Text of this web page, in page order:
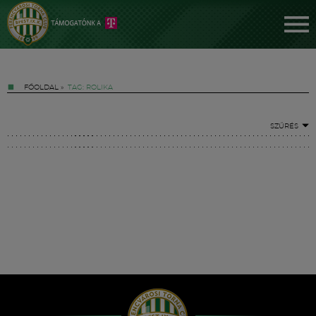
FŐOLDAL » TAG: ROLIKA
SZŰRÉS
Hírek